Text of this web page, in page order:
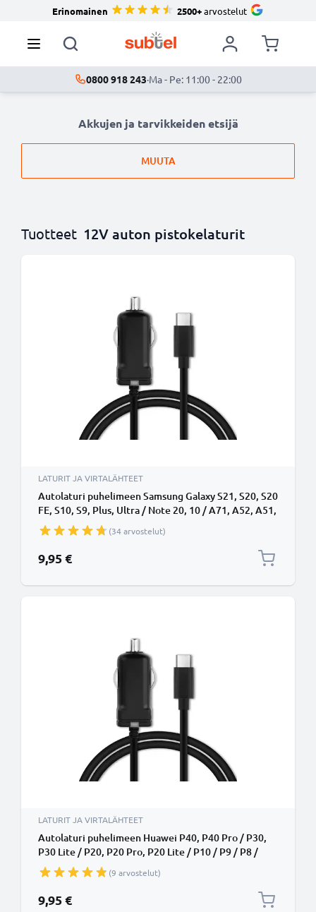
Erinomainen 2500+arvostelut
0800 918 243·Ma - Pe: 11:00 - 22:00
Akkujen ja tarvikkeiden etsijä
MUUTA
Tuotteet 12V auton pistokelaturit
LATURIT JA VIRTALÄHTEET
Autolaturi puhelimeen Samsung Galaxy S21, S20, S20
FE, S10, S9, Plus, Ultra / Note 20, 10 / A71, A52, A51,
A21s, A12 - 5V, 12W, 2.4A, tupakansytytinlaturin
johto 1.1m
(34 arvostelut)
9,95 €
LATURIT JA VIRTALÄHTEET
Autolaturi puhelimeen Huawei P40, P40 Pro / P30,
P30 Lite / P20, P20 Pro, P20 Lite / P10 / P9 / P8 /
Mate 30, Mate 30 Pro / Mate 20, Mate 20 Pro - 5V,
12W, 2.4A, tupakansytytinlaturin johto 1.1m
(9 arvostelut)
9,95 €